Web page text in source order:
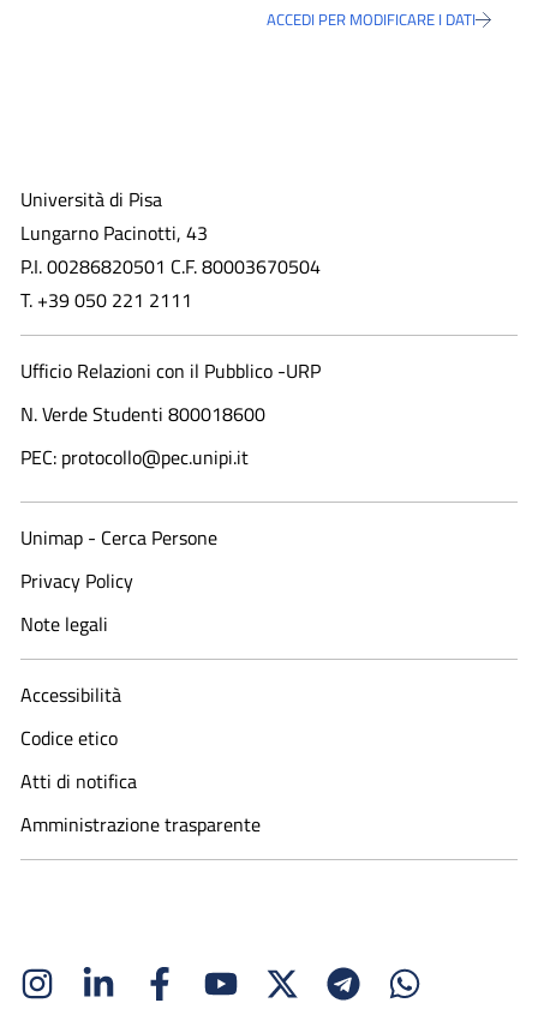
ACCEDI PER MODIFICARE I DATI
Università di Pisa
Lungarno Pacinotti, 43
P.I. 00286820501 C.F. 80003670504
T. +39 050 221 2111
Ufficio Relazioni con il Pubblico -URP
N. Verde Studenti 800018600​
PEC: protocollo@pec.unipi.it
Unimap - Cerca Persone
Privacy Policy
Note legali
Accessibilità
Codice etico
Atti di notifica
Amministrazione trasparente